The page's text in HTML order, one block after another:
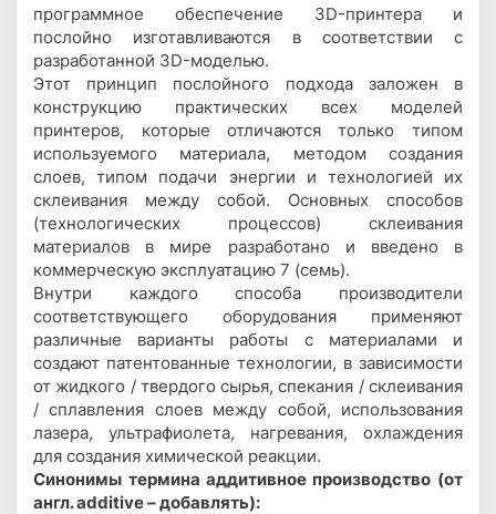
программное обеспечение 3D-принтера и
послойно изготавливаются в соответствии с
разработанной 3D-моделью.
Этот принцип послойного подхода заложен в
конструкцию практических всех моделей
принтеров, которые отличаются только типом
используемого материала, методом создания
слоев, типом подачи энергии и технологией их
склеивания между собой. Основных способов
(технологических процессов) склеивания
материалов в мире разработано и введено в
коммерческую эксплуатацию 7 (семь).
Внутри каждого способа производители
соответствующего оборудования применяют
различные варианты работы с материалами и
создают патентованные технологии, в зависимости
от жидкого / твердого сырья, спекания / склеивания
/ сплавления слоев между собой, использования
лазера, ультрафиолета, нагревания, охлаждения
для создания химической реакции.
Синонимы термина аддитивное производство (от
англ. additive – добавлять):